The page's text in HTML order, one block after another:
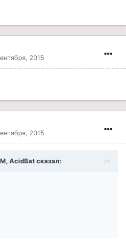
2015
2015
AcidBat сказал: